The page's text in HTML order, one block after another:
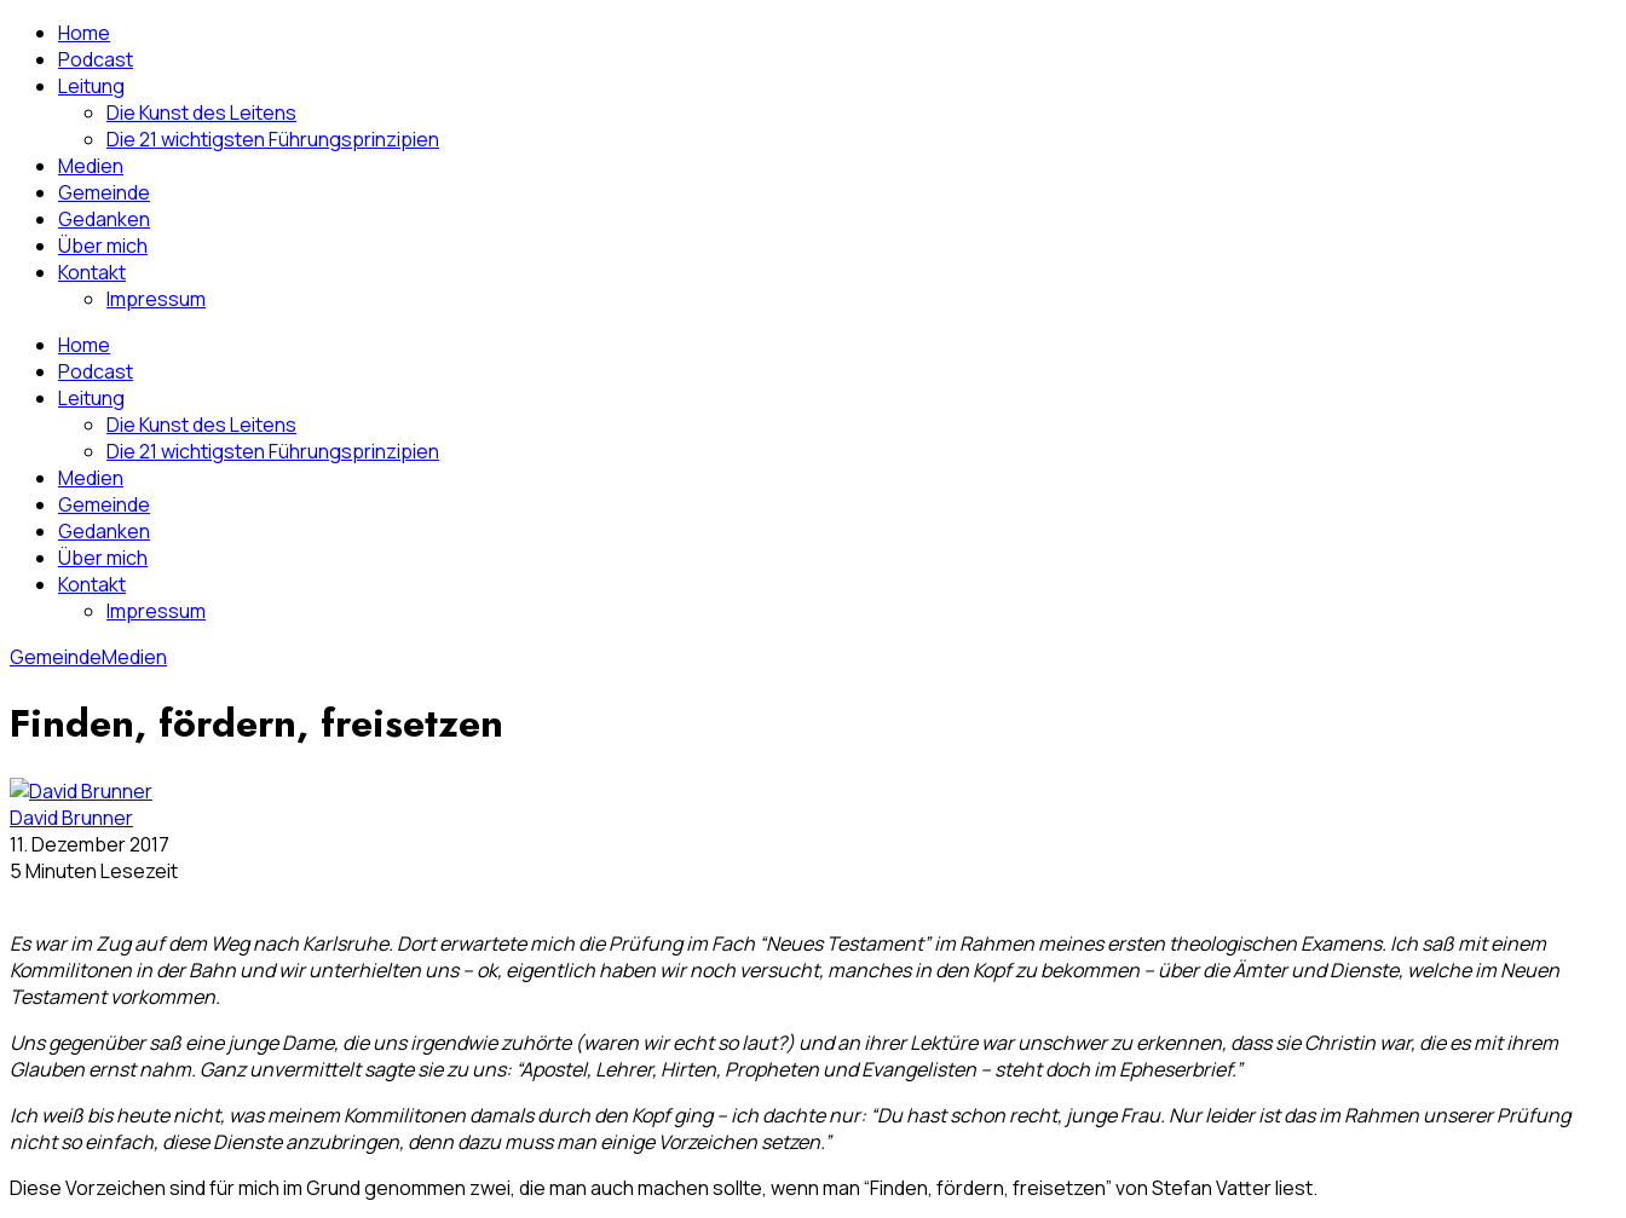
Home
Podcast
Leitung
Die Kunst des Leitens
Die 21 wichtigsten Führungsprinzipien
Medien
Gemeinde
Gedanken
Über mich
Kontakt
Impressum
Home
Podcast
Leitung
Die Kunst des Leitens
Die 21 wichtigsten Führungsprinzipien
Medien
Gemeinde
Gedanken
Über mich
Kontakt
Impressum
GemeindeMedien
Finden, fördern, freisetzen
David Brunner
11. Dezember 2017
5 Minuten Lesezeit
Es war im Zug auf dem Weg nach Karlsruhe. Dort erwartete mich die Prüfung im Fach “Neues Testament” im Rahmen meines ersten theologischen Examens. Ich saß mit einem
Kommilitonen in der Bahn und wir unterhielten uns – ok, eigentlich haben wir noch versucht, manches in den Kopf zu bekommen – über die Ämter und Dienste, welche im Neuen
Testament vorkommen.
Uns gegenüber saß eine junge Dame, die uns irgendwie zuhörte (waren wir echt so laut?) und an ihrer Lektüre war unschwer zu erkennen, dass sie Christin war, die es mit ihrem
Glauben ernst nahm. Ganz unvermittelt sagte sie zu uns: “Apostel, Lehrer, Hirten, Propheten und Evangelisten – steht doch im Epheserbrief.”
Ich weiß bis heute nicht, was meinem Kommilitonen damals durch den Kopf ging – ich dachte nur: “Du hast schon recht, junge Frau. Nur leider ist das im Rahmen unserer Prüfung
nicht so einfach, diese Dienste anzubringen, denn dazu muss man einige Vorzeichen setzen.”
Diese Vorzeichen sind für mich im Grund genommen zwei, die man auch machen sollte, wenn man “Finden, fördern, freisetzen” von Stefan Vatter liest.